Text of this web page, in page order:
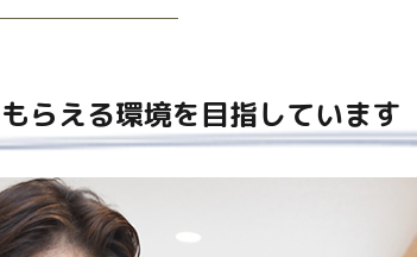
らえる環境を目指しています